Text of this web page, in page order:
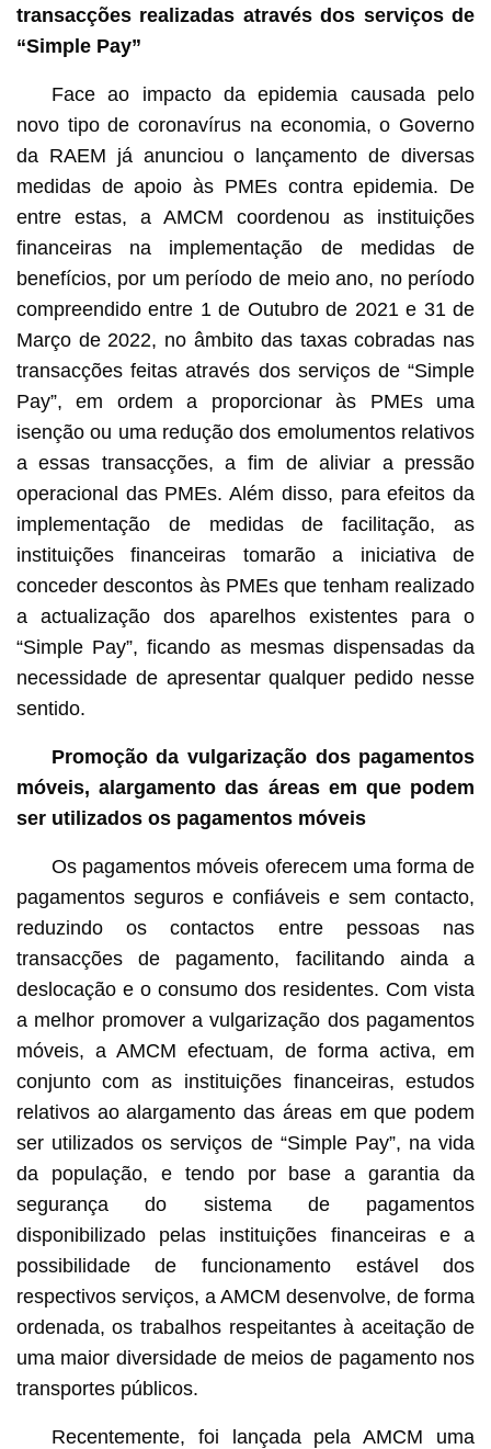
transacções realizadas através dos serviços de
“Simple Pay”
Face ao impacto da epidemia causada pelo
novo tipo de coronavírus na economia, o Governo
da RAEM já anunciou o lançamento de diversas
medidas de apoio às PMEs contra epidemia. De
entre estas, a AMCM coordenou as instituições
financeiras na implementação de medidas de
benefícios, por um período de meio ano, no período
compreendido entre 1 de Outubro de 2021 e 31 de
Março de 2022, no âmbito das taxas cobradas nas
transacções feitas através dos serviços de “Simple
Pay”, em ordem a proporcionar às PMEs uma
isenção ou uma redução dos emolumentos relativos
a essas transacções, a fim de aliviar a pressão
operacional das PMEs. Além disso, para efeitos da
implementação de medidas de facilitação, as
instituições financeiras tomarão a iniciativa de
conceder descontos às PMEs que tenham realizado
a actualização dos aparelhos existentes para o
“Simple Pay”, ficando as mesmas dispensadas da
necessidade de apresentar qualquer pedido nesse
sentido.
Promoção da vulgarização dos pagamentos
móveis, alargamento das áreas em que podem
ser utilizados os pagamentos móveis
Os pagamentos móveis oferecem uma forma de
pagamentos seguros e confiáveis e sem contacto,
reduzindo os contactos entre pessoas nas
transacções de pagamento, facilitando ainda a
deslocação e o consumo dos residentes. Com vista
a melhor promover a vulgarização dos pagamentos
móveis, a AMCM efectuam, de forma activa, em
conjunto com as instituições financeiras, estudos
relativos ao alargamento das áreas em que podem
ser utilizados os serviços de “Simple Pay”, na vida
da população, e tendo por base a garantia da
segurança do sistema de pagamentos
disponibilizado pelas instituições financeiras e a
possibilidade de funcionamento estável dos
respectivos serviços, a AMCM desenvolve, de forma
ordenada, os trabalhos respeitantes à aceitação de
uma maior diversidade de meios de pagamento nos
transportes públicos.
Recentemente, foi lançada pela AMCM uma